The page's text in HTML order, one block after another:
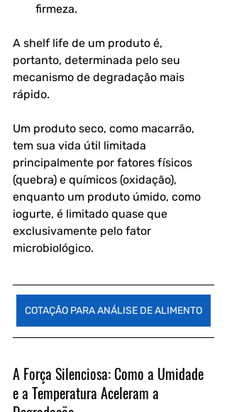
firmeza.
A shelf life de um produto é,
portanto, determinada pelo seu
mecanismo de degradação mais
rápido.
Um produto seco, como macarrão,
tem sua vida útil limitada
principalmente por fatores físicos
(quebra) e químicos (oxidação),
enquanto um produto úmido, como
iogurte, é limitado quase que
exclusivamente pelo fator
microbiológico.
COTAÇÃO PARA ANÁLISE DE ALIMENTO
A Força Silenciosa: Como a Umidade
e a Temperatura Aceleram a